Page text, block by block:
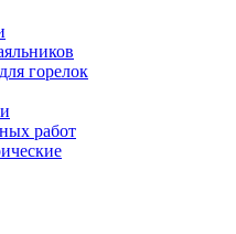
горелок
работ